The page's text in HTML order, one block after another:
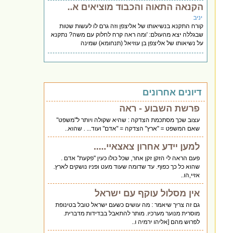
הקנאה התאוה והכבוד מוציאים א..
יניב
קורח התקנא בנשיאותו של אליצפן וזה גרם לו לעשות שטות
שבגללה יצא מהעולם: 'ומה ראה קרח לחלוק עם משה? נתקנא
על נשיאותו של אליצפן בן עוזיאל (תנחומא) שמינה
דיונים אחרונים
פרשת השבוע - ראה
עצוב שכך מסתכמת הצדקה : שהיא שקולה ויותר ל"משפט"
שאם המשפט = "ארץ" הצדקה = "אדם" ועוד... . שהוא..
למען יידע אחרון צאצאיי.....
פעם הראה לי הזקן זקן אחר, שכל כולו כעין "פקעת" אדם .
שהוא כל כך כפוף. עד שדומה שעוד מעט ופניו נושקים לארץ.
אזיי,הו..
אין מסלול עוקף עם ישראל
גם זה צריך שיאמר : מה עושים כשעם ישראל טובל בטינופת
מוסרית מנוער מערכיו. מותר להתאבל בבדידות מדברית.
לפרוש מהם [אליהו ירמיה ו..